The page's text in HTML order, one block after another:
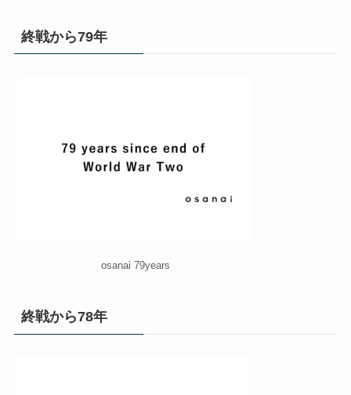
終戦から79年
osanai 79years
終戦から78年